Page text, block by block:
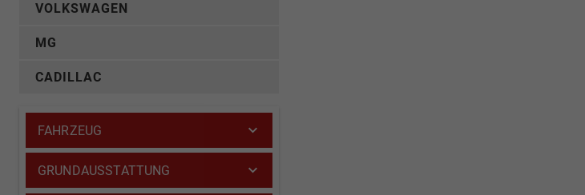
VOLKSWAGEN
MG
CADILLAC
FAHRZEUG
GRUNDAUSSTATTUNG